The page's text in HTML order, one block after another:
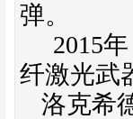
弹。
2015
纤激光武
洛克希